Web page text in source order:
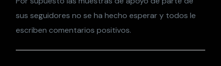
sus seguidores no se ha hecho esperar y todos le
escriben comentarios positivos.